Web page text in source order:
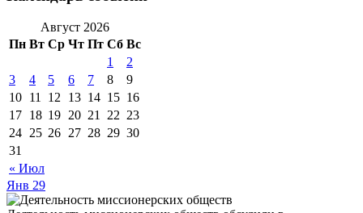
Август 2026
Пн Вт Ср Чт Пт Сб Вс
« Июл
1
2
3
4 5 6 7 8
9
10 11 12 13 14 15 16
17 18 19 20 21 22 23
24 25 26 27 28 29 30
31
Янв 29